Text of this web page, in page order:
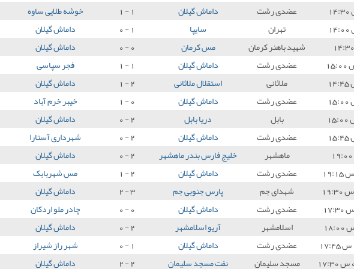
عضدی رشت داماش گیلان 1 - 1 خوشه طلایی ساوه
تهران سایپا 1 - 0 داماش گیلان
شهید باهنر کرمان مس کرمان 0 - 0 داماش گیلان
عضدی رشت داماش گیلان 1 - 1 فجر سپاسی
ملاثانی استقلال ملاثانی 2 - 1 داماش گیلان
عضدی رشت داماش گیلان 0 - 1 خیبر خرم آباد
بابل دریا بابل 2 - 0 داماش گیلان
عضدی رشت داماش گیلان 2 - 0 شهرداری آستارا
ماهشهر خلیج فارس بندر ماهشهر 2 - 0 داماش گیلان
عضدی رشت داماش گیلان 2 - 1 مس شهربابک
شهدای جم پارس جنوبی جم 3 - 2 داماش گیلان
عضدی رشت داماش گیلان 0 - 0 چادر ملو اردکان
اسلامشهر آریو اسلامشهر 2 - 0 داماش گیلان
عضدی رشت داماش گیلان 1 - 0 شهر راز شیراز
مسجد سلیمان نفت مسجد سلیمان 2 - 2 داماش گیلان